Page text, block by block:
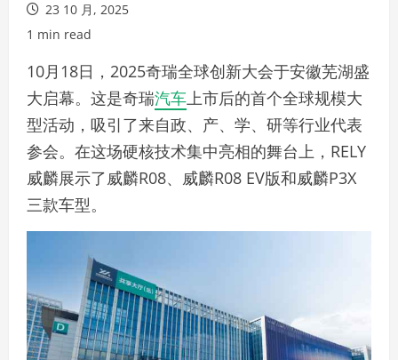
23 10 月, 2025
1 min read
10月18日，2025奇瑞全球创新大会于安徽芜湖盛
大启幕。这是奇瑞汽车上市后的首个全球规模大
型活动，吸引了来自政、产、学、研等行业代表
参会。在这场硬核技术集中亮相的舞台上，RELY
威麟展示了威麟R08、威麟R08 EV版和威麟P3X
三款车型。